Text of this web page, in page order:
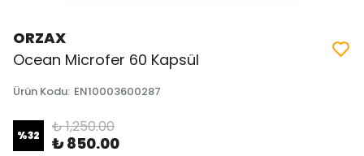
ORZAX
Ocean Microfer 60 Kapsül
Ürün Kodu: EN10003600287
%32 ₺ 1,250.00
₺ 850.00